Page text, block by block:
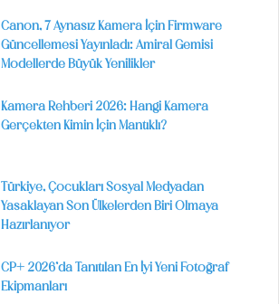
Canon, 7 Aynasız Kamera İçin Firmware
Güncellemesi Yayınladı: Amiral Gemisi
Modellerde Büyük Yenilikler
Kamera Rehberi 2026: Hangi Kamera
Gerçekten Kimin İçin Mantıklı?
Türkiye, Çocukları Sosyal Medyadan
Yasaklayan Son Ülkelerden Biri Olmaya
Hazırlanıyor
CP+ 2026’da Tanıtılan En İyi Yeni Fotoğraf
Ekipmanları